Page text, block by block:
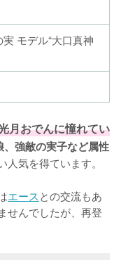
モデル“大口真神
月おでんに憧れてい
、強敵の実子など属性
気を得ています。
エースとの交流もあ
せんでしたが、再登